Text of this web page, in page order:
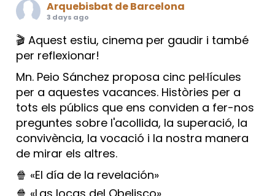
Arquebisbat de Barcelona
3 days ago
🎬 Aquest estiu, cinema per gaudir i també
per reflexionar!
Mn. Peio Sánchez proposa cinc pel·lícules
per a aquestes vacances. Històries per a
tots els públics que ens conviden a fer-nos
preguntes sobre l'acollida, la superació, la
convivència, la vocació i la nostra manera
de mirar els altres.
🍿 «El día de la revelación»